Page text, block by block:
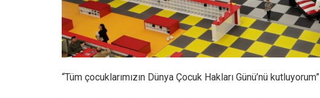
“Tüm çocuklarımızın Dünya Çocuk Hakları Günü’nü kutluyorum”